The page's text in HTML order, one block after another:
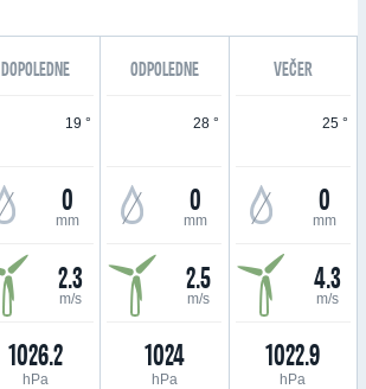
DOPOLEDNE ODPOLEDNE VEČER
19 °
0
mm
2.3
m/s
1026.2
hPa
28 °
0
mm
2.5
m/s
1024
hPa
25 °
0
mm
4.3
m/s
1022.9
hPa